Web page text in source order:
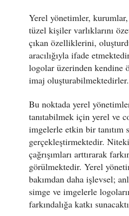
Yerel yönetimler,
tüzel kişiler varlıklarını
çıkan özelliklerini,
aracılığıyla ifade
logolar üzerinden kendine
imaj oluşturabilmektedirler.
Bu noktada yerel
tanıtabilmek için yerel ve
imgelerle etkin bir tanıtım
gerçekleştirmektedir.
çağrışımları arttırarak
görülmektedir. Yerel
bakımdan daha işlevsel;
simge ve imgelerle
farkındalığa katkı